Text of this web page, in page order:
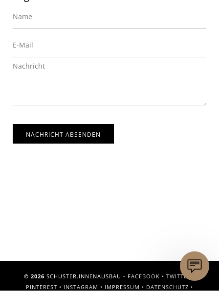
NACHRICHT ABSENDEN
© 2026 SCHUSTER.INNENAUSBAU - FACEBOOK • TWITTER
PINTEREST • INSTAGRAM • IMPRESSUM • DATENSCHUTZ •